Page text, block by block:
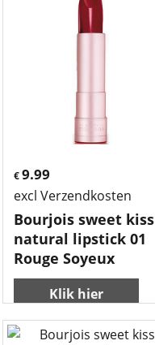
€ 9.99
excl Verzendkosten
Bourjois sweet kiss
natural lipstick 01
Rouge Soyeux
Klik hier